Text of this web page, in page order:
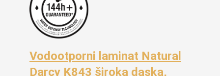
Vodootporni laminat Natural
Darcy K843 široka daska,